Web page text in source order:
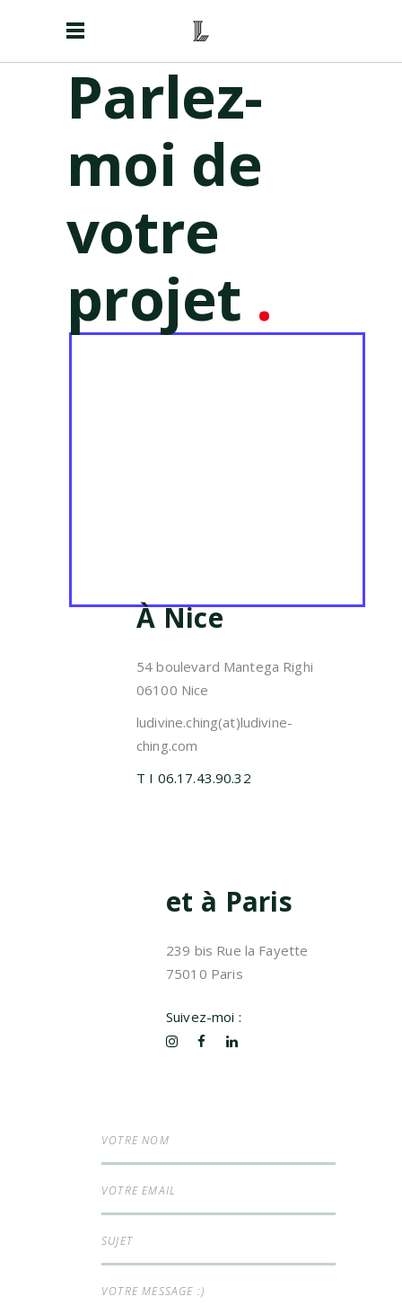
Parlez-
moi de
votre
projet .
À Nice
54 boulevard Mantega Righi
06100 Nice
ludivine.ching(at)ludivine-
ching.com
T I 06.17.43.90.32
et à Paris
239 bis Rue la Fayette
75010 Paris
Suivez-moi :